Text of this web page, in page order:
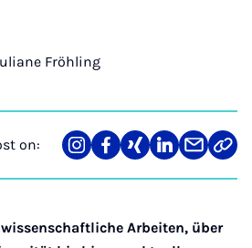
Fröhling
on:
Share
on
Teilen
auf
Teilen
auf
Teilen
auf
Teilen
über
Mail
Link
Arbeiten, über